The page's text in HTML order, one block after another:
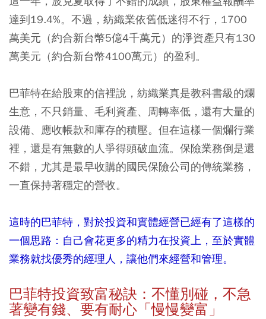
達到19.4%。不過，紡織業依舊低迷得不行，1700
萬美元（約合新台幣5億4千萬元）的淨資產只有130
萬美元（約合新台幣4100萬元）的盈利。
巴菲特在給股東的信裡說，紡織業真是教科書級的爛
生意，不只銷量、毛利資產、周轉率低，還有大量的
設備、應收帳款和庫存的積壓。但在這樣一個爛行業
裡，還是有無數的人爭得頭破血流。保險業務倒是還
不錯，尤其是最早收購的國民保險公司的傳統業務，
一直保持著穩定的營收。
這時的巴菲特，對於投資和實體經營已經有了這樣的
一個思路：自己會花更多的精力在投資上，至於實體
業務就找優秀的經理人，讓他們來經營和管理。
巴菲特投資致富秘訣：不懂別碰，不急
著變有錢、要有耐心「慢慢變富」